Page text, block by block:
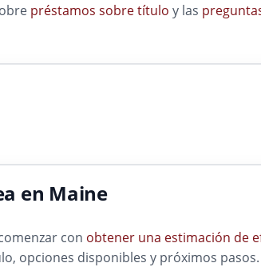
préstamos sobre título y las
en Maine
con obtener una estimación de
opciones disponibles y próximos